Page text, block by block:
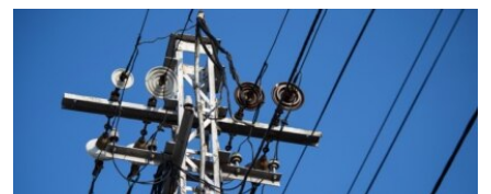
SÜRET
BLOGLAR